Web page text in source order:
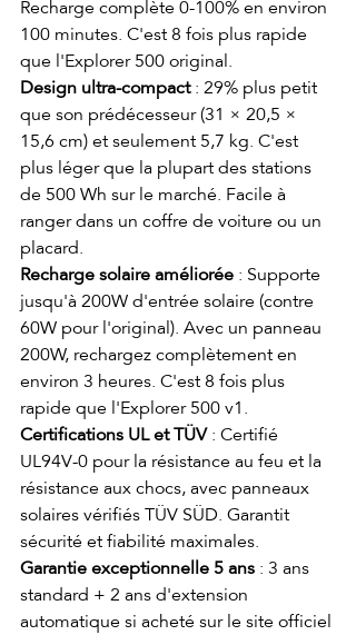
Recharge complète 0-100% en environ
100 minutes. C'est 8 fois plus rapide
que l'Explorer 500 original.
Design ultra-compact : 29% plus petit
que son prédécesseur (31 × 20,5 ×
15,6 cm) et seulement 5,7 kg. C'est
plus léger que la plupart des stations
de 500 Wh sur le marché. Facile à
ranger dans un coffre de voiture ou un
placard.
Recharge solaire améliorée : Supporte
jusqu'à 200W d'entrée solaire (contre
60W pour l'original). Avec un panneau
200W, rechargez complètement en
environ 3 heures. C'est 8 fois plus
rapide que l'Explorer 500 v1.
Certifications UL et TÜV : Certifié
UL94V-0 pour la résistance au feu et la
résistance aux chocs, avec panneaux
solaires vérifiés TÜV SÜD. Garantit
sécurité et fiabilité maximales.
Garantie exceptionnelle 5 ans : 3 ans
standard + 2 ans d'extension
automatique si acheté sur le site officiel